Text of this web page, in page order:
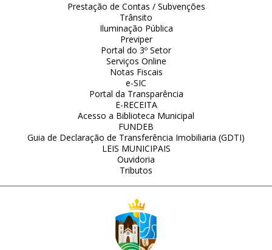
Prestação de Contas / Subvenções
Trânsito
Iluminação Pública
Previper
Portal do 3º Setor
Serviços Online
Notas Fiscais
e-SIC
Portal da Transparência
E-RECEITA
Acesso a Biblioteca Municipal
FUNDEB
Guia de Declaração de Transferência Imobiliaria (GDTI)
LEIS MUNICIPAIS
Ouvidoria
Tributos